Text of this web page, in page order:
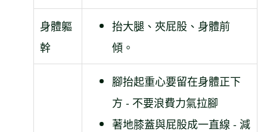
身體軀
幹
抬大腿、夾屁股、身體前
傾。
腳抬起重心要留在身體正下
方 - 不要浪費力氣拉腳
著地膝蓋與屁股成一直線 - 減